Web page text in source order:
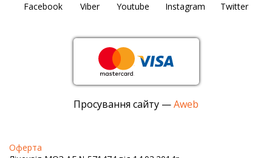
Оферта
Facebook Viber Youtube Instagram Twitter
Просування сайту —Aweb